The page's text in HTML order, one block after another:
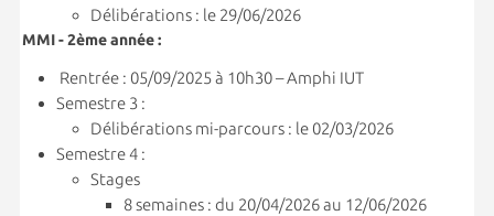
Délibérations : le 29/06/2026
MMI - 2ème année :
Rentrée : 05/09/2025 à 10h30 – Amphi IUT
Semestre 3 :
Délibérations mi-parcours : le 02/03/2026
Semestre 4 :
Stages
8 semaines : du 20/04/2026 au 12/06/2026